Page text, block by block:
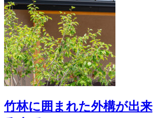
竹林に囲まれた外構が出来